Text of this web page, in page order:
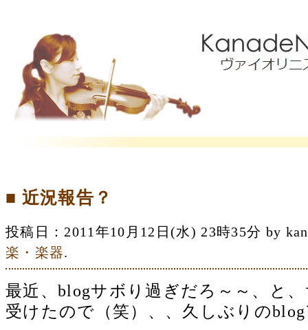
■ 近況報告？
投稿日：2011年10月12日(水) 23時35分 by
楽・楽器.
最近、blogサボり過ぎだろ～～、と
受けたので（笑）、、久しぶりの